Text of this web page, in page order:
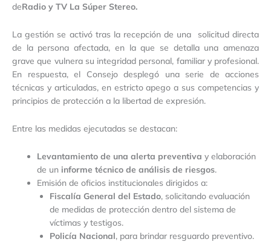
deRadio y TV La Súper Stereo.
La gestión se activó tras la recepción de una solicitud directa
de la persona afectada, en la que se detalla una amenaza
grave que vulnera su integridad personal, familiar y profesional.
En respuesta, el Consejo desplegó una serie de acciones
técnicas y articuladas, en estricto apego a sus competencias y
principios de protección a la libertad de expresión.
Entre las medidas ejecutadas se destacan:
Levantamiento de una alerta preventiva y elaboración
de un informe técnico de análisis de riesgos.
Emisión de oficios institucionales dirigidos a:
Fiscalía General del Estado, solicitando evaluación
de medidas de protección dentro del sistema de
víctimas y testigos.
Policía Nacional, para brindar resguardo preventivo.